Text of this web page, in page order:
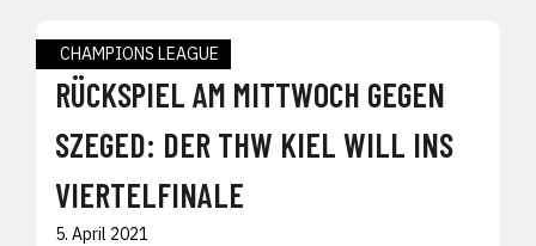
CHAMPIONS LEAGUE
RÜCKSPIEL AM MITTWOCH GEGEN
SZEGED: DER THW KIEL WILL INS
VIERTELFINALE
5. April 2021